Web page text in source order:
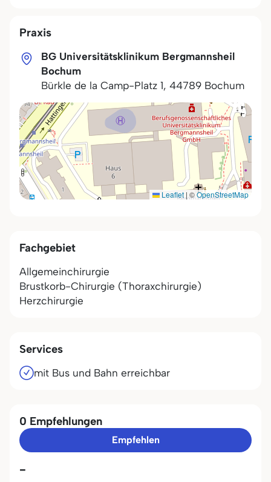
Praxis
BG Universitätsklinikum Bergmannsheil
Bochum
Bürkle de la Camp-Platz 1, 44789 Bochum
Leaflet | ©OpenStreetMap
Fachgebiet
Allgemeinchirurgie
Brustkorb-Chirurgie (Thoraxchirurgie)
Herzchirurgie
Services
mit Bus und Bahn erreichbar
0 Empfehlungen
Empfehlen
-